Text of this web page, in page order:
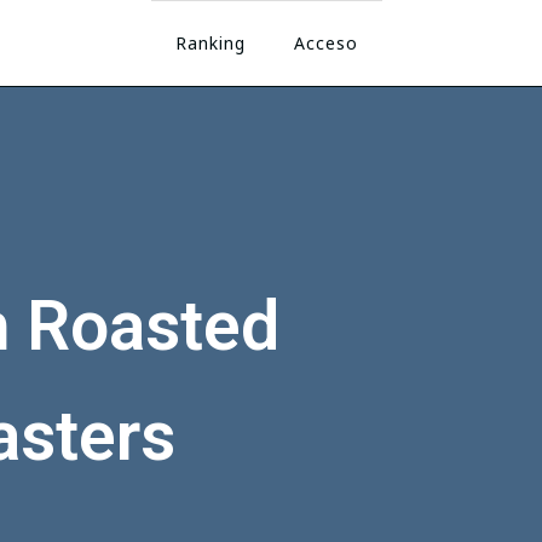
Ranking Acceso